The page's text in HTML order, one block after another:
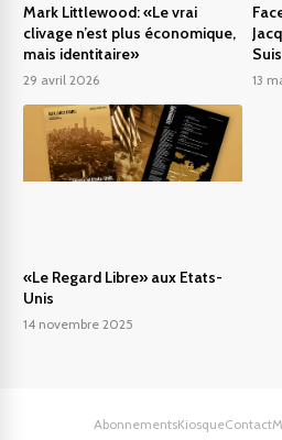
Mark Littlewood: «Le vrai
clivage n’est plus économique,
mais identitaire»
29 avril 2026 13
«Le Regard Libre» aux Etats-
Unis
14 novembre 2025
AbonnementsKiosqueContact